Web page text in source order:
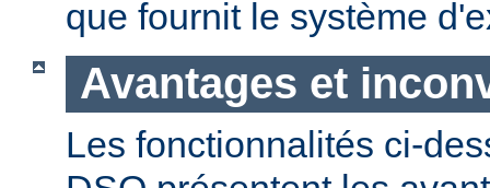
que fournit le système
Avantages et
Les fonctionnalités ci-